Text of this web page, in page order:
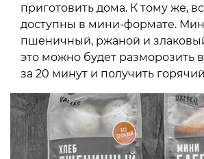
приготовить дома. К тому же,
доступны в мини-формате.
пшеничный, ржаной и
это можно будет разморозить
за 20 минут и получить